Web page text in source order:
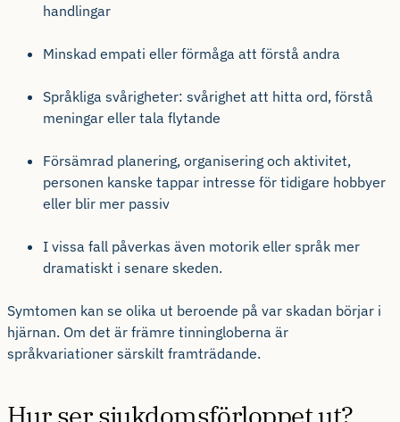
handlingar
Minskad empati eller förmåga att förstå andra
Språkliga svårigheter: svårighet att hitta ord, förstå
meningar eller tala flytande
Försämrad planering, organisering och aktivitet,
personen kanske tappar intresse för tidigare hobbyer
eller blir mer passiv
I vissa fall påverkas även motorik eller språk mer
dramatiskt i senare skeden.
Symtomen kan se olika ut beroende på var skadan börjar i
hjärnan. Om det är främre tinningloberna är
språkvariationer särskilt framträdande.